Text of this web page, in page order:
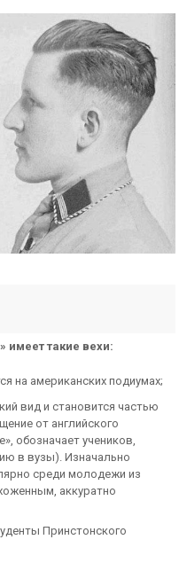
имеет такие вехи:
на американских подиумах;
вид и становится частью
от английского
обозначает учеников,
в вузы). Изначально
среди молодежи из
аккуратно
Принстонского